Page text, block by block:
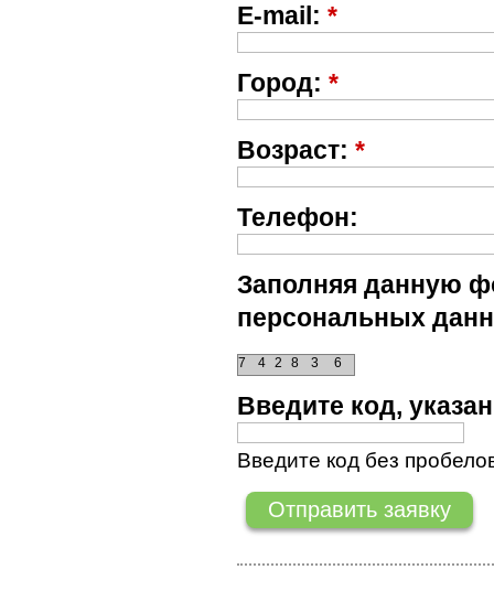
E-mail: *
Город: *
Возраст: *
Телефон:
Заполняя данную
персональных
4 2 8 3 6
7
Введите код,
Введите код без